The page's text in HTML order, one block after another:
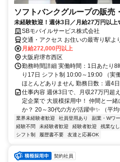
ソフトバンクグループの販売
未経験歓迎！週休3日／月給27万円以上
SBモバイルサービス株式会社
交通・アクセス お住いの最寄り駅よ
月給272,000円以上
大阪府堺市西区
勤務時間詳細 実働時間：1日あたり
り17日 シフト制 10:00～19:00 （実
ほとんどありません 勤務日数：週4
仕事内容 週休3日で、月収27万円超
定企業で 大規模採用中！ 仲間と一
か？ 20～30代の方が活躍中✨ （平
業界未経験者歓迎 社員登用あり 副業・Wワ
経験不問
未経験者歓迎 経験者歓迎 残業なし
シフト制
履歴書不要 友達と応募OK
契約社員